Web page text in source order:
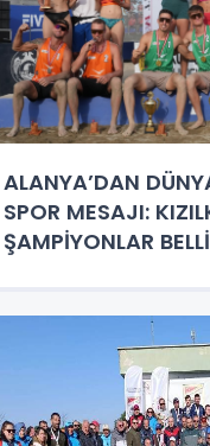
ALANYA’DAN
SPOR MESAJI:
ŞAMPİYONLAR